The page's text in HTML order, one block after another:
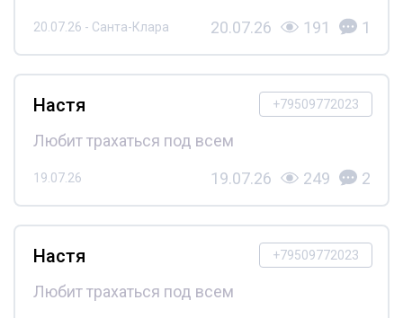
20.07.26 - Санта-Клара 20.07.26 191 1
+79509772023
Настя
Любит трахаться под всем
19.07.26 19.07.26 249 2
+79509772023
Настя
Любит трахаться под всем